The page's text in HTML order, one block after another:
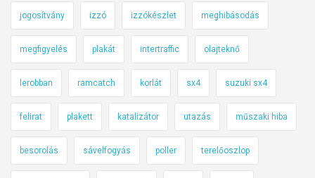
jogosítvány izzó izzókészlet meghibásodás
megfigyelés plakát intertraffic olajteknő
lerobban ramcatch korlát sx4 suzuki sx4
felirat plakett katalizátor utazás műszaki hiba
besorolás sávelfogyás poller terelőoszlop